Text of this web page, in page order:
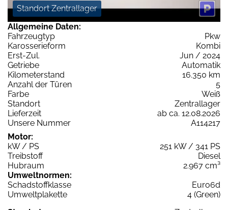
Standort Zentrallager
Allgemeine Daten:
Fahrzeugtyp
Pkw
Karosserieform
Kombi
Erst-Zul.
Jun / 2024
Getriebe
Automatik
Kilometerstand
16.350 km
Anzahl der Türen
5
Farbe
Weiß
Standort
Zentrallager
Lieferzeit
ab ca. 12.08.2026
Unsere Nummer
A114217
Motor:
kW / PS
251 kW / 341 PS
Treibstoff
Diesel
Hubraum
2.967 cm³
Umweltnormen:
Schadstoffklasse
Euro6d
Umweltplakette
4 (Green)